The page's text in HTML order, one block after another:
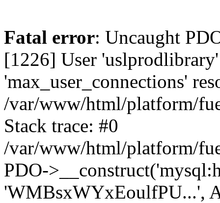
Fatal error: Uncaught
[1226] User 'uslprodlibrary'
'max_user_connections'
/var/www/html/platform/
Stack trace: #0
/var/www/html/platform/
PDO-
'WMBsxWYxEoulfPU...',